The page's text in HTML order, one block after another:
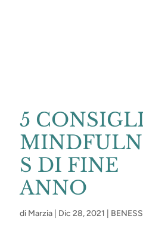
5
S DI FINE
ANNO
di Marzia Dic 28, 2021